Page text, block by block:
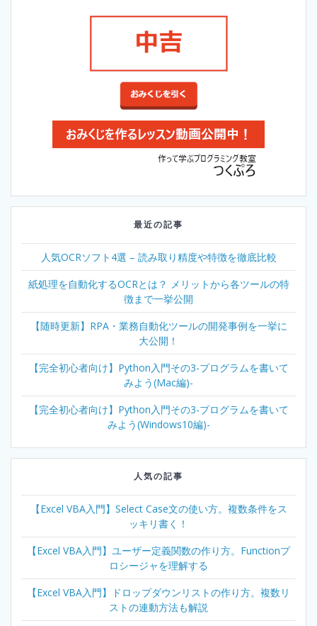
最近の記事
人気OCRソフト4選 – 読み取り精度や特徴を徹底比較
紙処理を自動化するOCRとは？ メリットから各ツールの特
徴まで一挙公開
【随時更新】RPA・業務自動化ツールの開発事例を一挙に
大公開！
【完全初心者向け】Python入門その3-プログラムを書いて
みよう(Mac編)-
【完全初心者向け】Python入門その3-プログラムを書いて
みよう(Windows10編)-
人気の記事
【Excel VBA入門】Select Case文の使い方。複数条件をス
ッキリ書く！
【Excel VBA入門】ユーザー定義関数の作り方。Functionプ
ロシージャを理解する
【Excel VBA入門】ドロップダウンリストの作り方。複数リ
ストの連動方法も解説